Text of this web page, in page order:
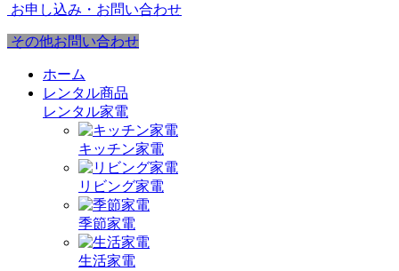
お申し込み・お問い合わせ
その他お問い合わせ
ホーム
レンタル商品
レンタル家電
キッチン家電
リビング家電
季節家電
生活家電